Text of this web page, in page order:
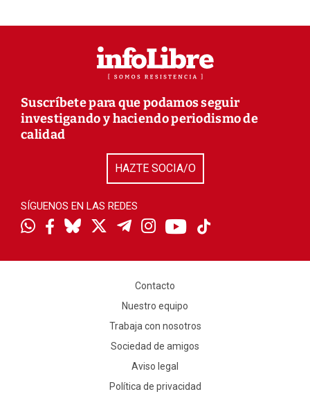
Suscríbete para que podamos seguir
investigando y haciendo periodismo de
calidad
HAZTE SOCIA/O
SÍGUENOS EN LAS REDES
Contacto
Nuestro equipo
Trabaja con nosotros
Sociedad de amigos
Aviso legal
Política de privacidad